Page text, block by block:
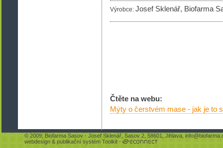
Výrobce: Josef Sklenář, Biofarma
Čtěte na webu:
Mýty o čerstvém mase - jak je to
© 2009; Biofarma Sasov - Josef Sklenář, Sasov 2, 58601, Jihlava,
webdesign & publikační systém Toolkit -